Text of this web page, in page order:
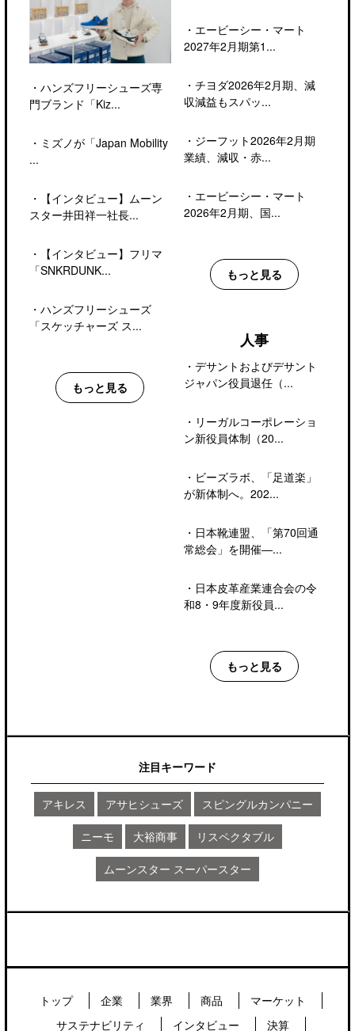
・ ハンズフリーシューズ専
門ブランド「Kiz...
・ ミズノが「Japan Mobility
...
・
【インタビュー】ムーン
スター井田祥一社長...
・
【インタビュー】フリマ
「SNKRDUNK...
・ ハンズフリーシューズ
「スケッチャーズ ス...
もっと見る
・ エービーシー・マート
2027年2月期第1...
・ チヨダ2026年2月期、減
収減益もスパッ...
・ ジーフット2026年2月期
業績、減収・赤...
・ エービーシー・マート
2026年2月期、国...
もっと見る
人事
・ デサントおよびデサント
ジャパン役員退任（...
・ リーガルコーポレーショ
ン新役員体制（20...
・ ビーズラボ、「足道楽」
が新体制へ。202...
・ 日本靴連盟、「第70回通
常総会」を開催―...
・ 日本皮革産業連合会の令
和8・9年度新役員...
もっと見る
注目キーワード
アキレス アサヒシューズ スピングルカンパニー
ニーモ 大裕商事 リスペクタブル
ムーンスター スーパースター
トップ 企業 業界 商品
マーケット
サステナビリティ
インタビュー 決算